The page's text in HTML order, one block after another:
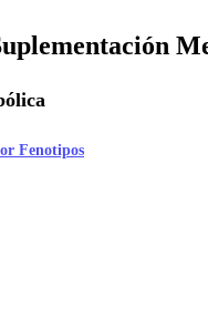
Fenotipos